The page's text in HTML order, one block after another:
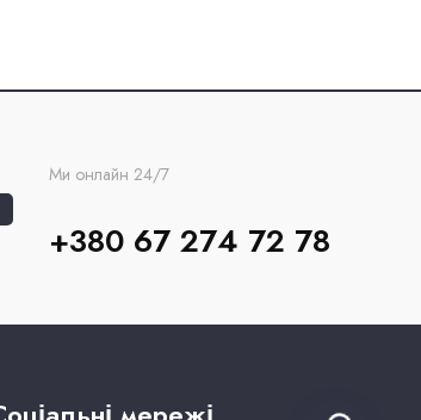
Ми онлайн 24/7
+380 67 274 72 78